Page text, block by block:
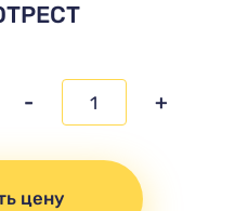
- +
цену